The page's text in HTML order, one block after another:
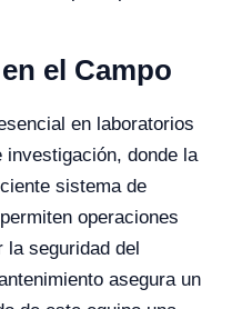
el Campo
en laboratorios
donde la
sistema de
operaciones
la seguridad del
asegura un